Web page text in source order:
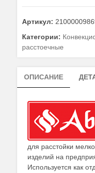
Шкаф
Абат
ШРТ-8-
02
Артикул:
Категории:
расстоечные
ОПИСАНИЕ
для расстойки
изделий на
Используется как